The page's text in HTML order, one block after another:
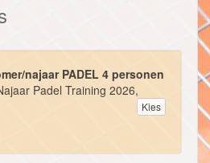
najaar PADEL 4 personen
Padel Training 2026,
Kies